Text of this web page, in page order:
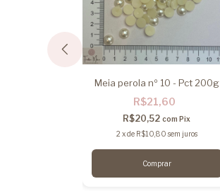
Meia perola nº 10 - Pct 200g
R$21,60
R$20,52 com Pix
2 xde R$10,80 sem juros